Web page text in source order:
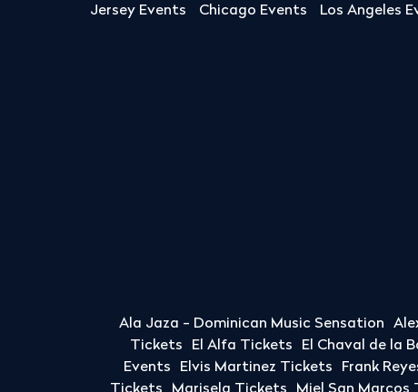
Jersey Events
Chicago Events Los Angeles
Ala Jaza - Dominican Music Sensation
Tickets
El Alfa Tickets El Chaval de la
Events
Elvis Martinez Tickets Frank